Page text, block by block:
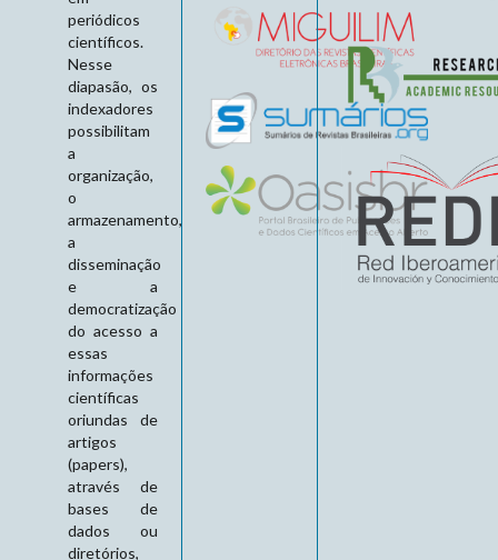
periódicos
científicos.
Nesse
diapasão, os
indexadores
possibilitam
a
organização,
o
armazenamento,
a
disseminação
e a
democratização
do acesso a
essas
informações
científicas
oriundas de
artigos
(papers),
através de
bases de
dados ou
diretórios,